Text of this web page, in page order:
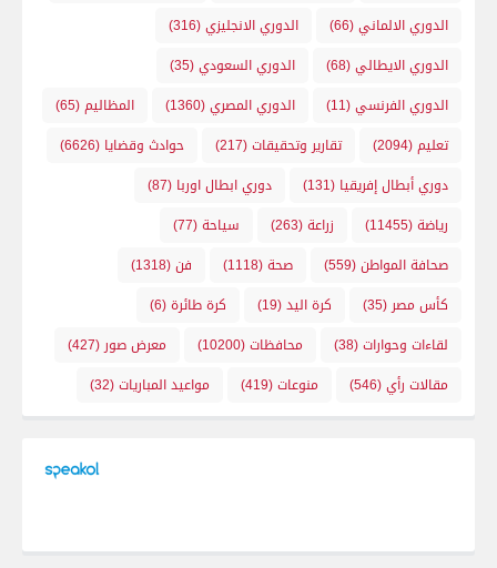
الدوري الالماني(66) الدوري الانجليزي(316)
الدوري الايطالي(68) الدوري السعودي(35)
الدوري الفرنسي(11) الدوري المصري(1360) المظاليم(65)
تعليم(2094) تقارير وتحقيقات(217) حوادث وقضايا (6626)
دوري أبطال إفريقيا (131) دوري ابطال اوربا (87)
رياضة(11455) زراعة(263) سياحة(77)
صحافة المواطن(559) صحة(1118) فن(1318)
كأس مصر (35) كرة اليد(19) كرة طائرة(6)
لقاءات وحوارات(38) محافظات(10200) معرض صور (427)
مقالات رأي(546) منوعات(419) مواعيد المباريات(32)